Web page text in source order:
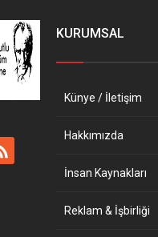
KURUMSAL
Künye / İletişim
Hakkımızda
İnsan Kaynakları
Reklam & İşbirliği